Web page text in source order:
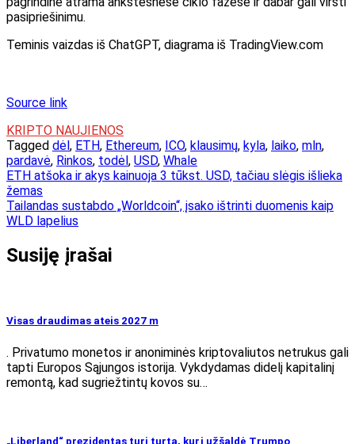
pasipriešinimu.
Teminis vaizdas iš ChatGPT, diagrama iš TradingView.com
Source link
KRIPTO NAUJIENOS
Tagged dėl , ETH, Ethereum, ICO, klausimų, kyla, laiko, mln,
pardavė, Rinkos, todėl , USD, Whale
Navigacija
tarp
įrašų
ETH atšoka ir akys kainuoja 3 tūkst. USD, tačiau slėgis išlieka
žemas
Tailandas sustabdo „Worldcoin“, įsako ištrinti duomenis kaip
WLD lapelius
Susiję įrašai
Visas draudimas ateis 2027 m
. Privatumo monetos ir anoniminės kriptovaliutos netrukus gali
tapti Europos Sąjungos istorija. Vykdydamas didelį kapitalinį
remontą, kad sugriežtintų kovos su…
„Liberland“ prezidentas turi turtą, kurį užšaldė Trumpo